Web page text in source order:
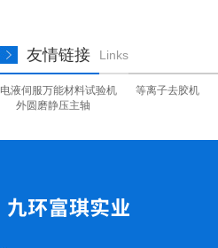
友情链接 Links
电液伺服万能材料试验机 等离子去胶机
外圆磨静压主轴